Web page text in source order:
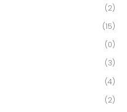
(2)
(15)
(0)
(3)
(4)
(2)